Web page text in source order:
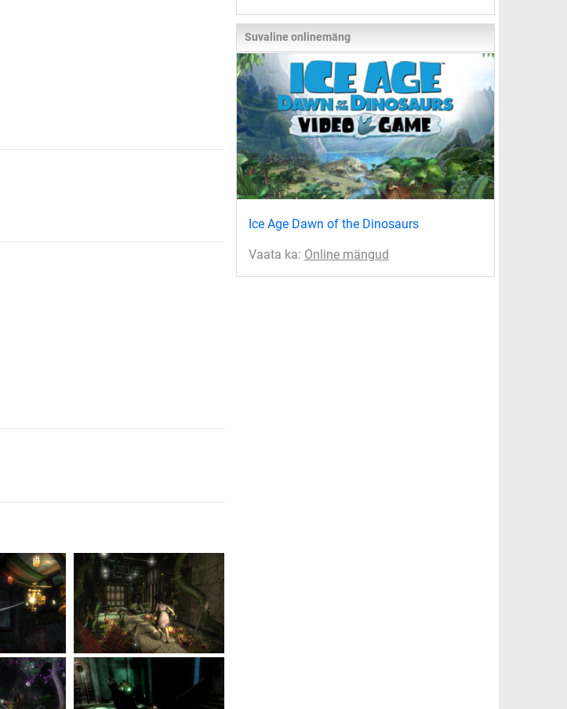
Suvaline onlinemäng
Ice Age Dawn of the Dinosaurs
Vaata ka: Online mängud